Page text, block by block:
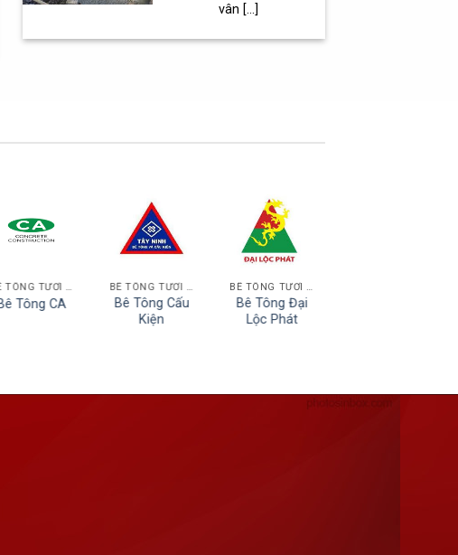
vân [...]
BÊ TÔNG TƯƠI BÌNH DƯƠNG
Tông CA
BÊ TÔNG TƯƠI TÂY NINH
Bê Tông Cấu
Kiện
BÊ TÔNG TƯƠI BÌNH DƯƠNG
Bê Tông Đại
Lộc Phát